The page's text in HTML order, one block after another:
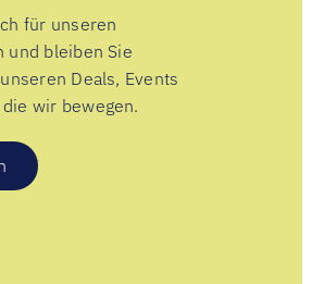
für unseren
und bleiben Sie
Deals, Events
wir bewegen.